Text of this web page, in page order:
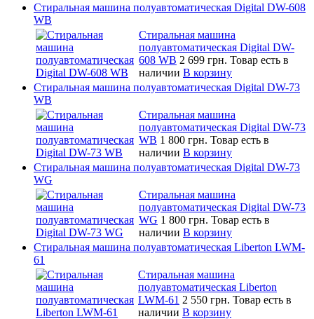
Стиральная машина полуавтоматическая Digital DW-608
WB
Стиральная машина
полуавтоматическая Digital DW-
608 WB 2 699 грн. Товар есть в
наличии В корзину
Стиральная машина полуавтоматическая Digital DW-73
WB
Стиральная машина
полуавтоматическая Digital DW-73
WB 1 800 грн. Товар есть в
наличии В корзину
Стиральная машина полуавтоматическая Digital DW-73
WG
Стиральная машина
полуавтоматическая Digital DW-73
WG 1 800 грн. Товар есть в
наличии В корзину
Стиральная машина полуавтоматическая Liberton LWM-
61
Стиральная машина
полуавтоматическая Liberton
LWM-61 2 550 грн. Товар есть в
наличии В корзину